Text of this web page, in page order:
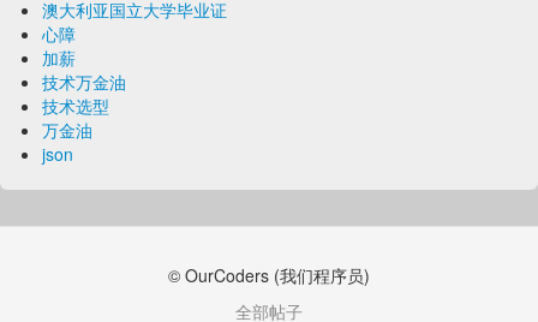
澳大利亚国立大学毕业证
心障
加薪
技术万金油
技术选型
万金油
json
© OurCoders (我们程序员)
全部帖子